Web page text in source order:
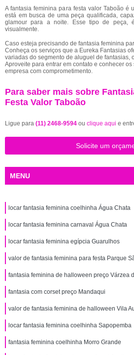
A fantasia feminina para festa valor Taboão é
está em busca de uma peça qualificada,
glamour para a noite. Esse tipo de peça,
visualmente.
Caso esteja precisando de fantasia feminina
Conheça os serviços que a Eureka Fantasias
variadas do segmento de aluguel de fantasias,
Aproveite para entrar em contato e conhecer
empresa com comprometimento.
Para saber mais sobre
Festa Valor Taboão
Ligue para (11) 2468-9594 ou clique aqui e
Solicite um
MENU
locar fantasia feminina coelhinha Água Chata
locar fantasia feminina carnaval Água Chata
locar fantasia feminina egípcia Guarulhos
valor de fantasia feminina para festa Parque
fantasia feminina de halloween preço Várzea
fantasia com corset preço Mandaqui
valor de fantasia feminina de halloween Vila
locar fantasia feminina coelhinha Sapopemba
fantasia feminina coelhinha Morro Grande